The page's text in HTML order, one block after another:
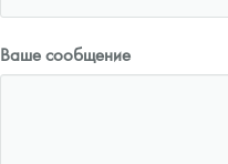
Ваше сообщение